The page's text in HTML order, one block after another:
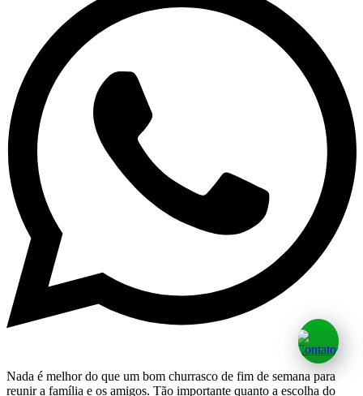
Nada é melhor do que um bom churrasco de fim de semana para
reunir a família e os amigos. Tão importante quanto a escolha do